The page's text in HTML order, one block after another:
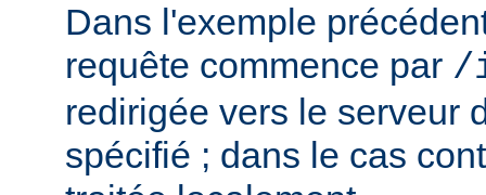
Dans l'exemple
requête commence par /
redirigée vers le serveur
spécifié ; dans le cas